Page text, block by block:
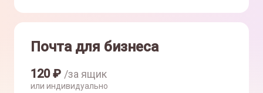
Почта для бизнеса
120₽ /за ящик
или индивидуально